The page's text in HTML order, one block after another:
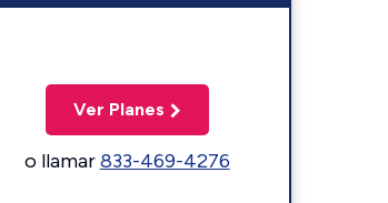
Ver Planes
o llamar833-469-4276